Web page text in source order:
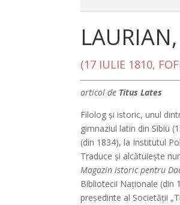
(17 IULIE 1810,
articol de Titus Lates
Filolog şi istoric, unul
gimnaziul latin din Sibiu
(din 1834), la Institutul
Traduce şi alcătuieşte
Magazin istoric pentru
Bibliotecii Naţionale (din
preşedinte al Societăţii